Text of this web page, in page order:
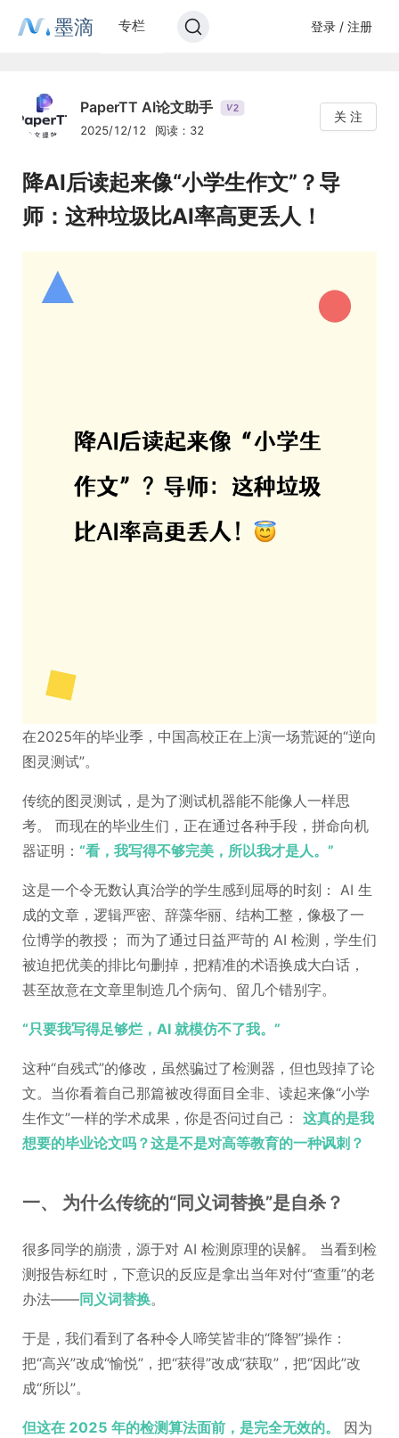
墨滴 专栏 登录 / 注册
PaperTT AI论文助手 V2
2025/12/12 阅读：32
关 注
降AI后读起来像“小学生作文”？导
师：这种垃圾比AI率高更丢人！
在2025年的毕业季，中国高校正在上演一场荒诞的“逆向
图灵测试”。
传统的图灵测试，是为了测试机器能不能像人一样思
考。 而现在的毕业生们，正在通过各种手段，拼命向机
器证明： “看，我写得不够完美，所以我才是人。”
这是一个令无数认真治学的学生感到屈辱的时刻： AI 生
成的文章，逻辑严密、辞藻华丽、结构工整，像极了一
位博学的教授； 而为了通过日益严苛的 AI 检测，学生们
被迫把优美的排比句删掉，把精准的术语换成大白话，
甚至故意在文章里制造几个病句、留几个错别字。
“只要我写得足够烂，AI 就模仿不了我。”
这种“自残式”的修改，虽然骗过了检测器，但也毁掉了论
文。当你看着自己那篇被改得面目全非、读起来像“小学
生作文”一样的学术成果，你是否问过自己： 这真的是我
想要的毕业论文吗？这是不是对高等教育的一种讽刺？
一、 为什么传统的“同义词替换”是自杀？
很多同学的崩溃，源于对 AI 检测原理的误解。 当看到检
测报告标红时，下意识的反应是拿出当年对付“查重”的老
办法——同义词替换。
于是，我们看到了各种令人啼笑皆非的“降智”操作：
把“高兴”改成“愉悦”，把“获得”改成“获取”，把“因此”改
成“所以”。
但这在 2025 年的检测算法面前，是完全无效的。
因为